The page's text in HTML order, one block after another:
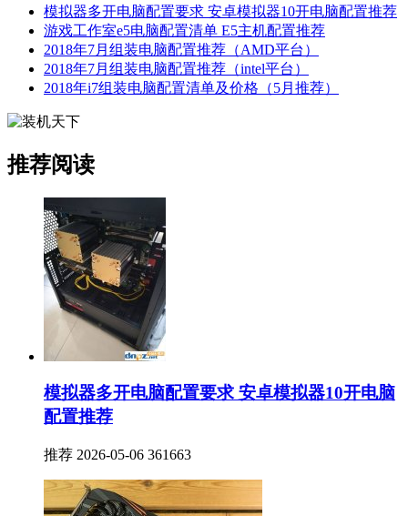
模拟器多开电脑配置要求 安卓模拟器10开电脑配置推荐
游戏工作室e5电脑配置清单 E5主机配置推荐
2018年7月组装电脑配置推荐（AMD平台）
2018年7月组装电脑配置推荐（intel平台）
2018年i7组装电脑配置清单及价格（5月推荐）
推荐阅读
模拟器多开电脑配置要求 安卓模拟器10开电脑
配置推荐
推荐 2026-05-06 361663